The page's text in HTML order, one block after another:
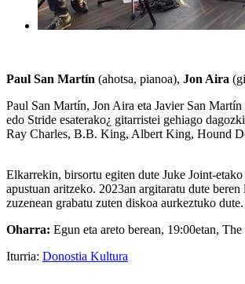
Paul San Martín (ahotsa, pianoa), Jon Aira
Paul San Martín, Jon Aira eta Javier San
edo Stride esaterako¿ gitarristei gehiago
Ray Charles, B.B. King, Albert King, Hound
Elkarrekin, birsortu egiten dute Juke Joint-
apustuan aritzeko. 2023an argitaratu dute beren
zuzenean grabatu zuten diskoa aurkeztuko dute.
Oharra: Egun eta areto berean, 19:00etan,
Iturria: Donostia Kultura